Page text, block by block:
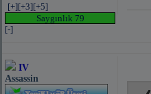
[+][+3][+5]
Saygınlık 79
[-]
IV
Assassin